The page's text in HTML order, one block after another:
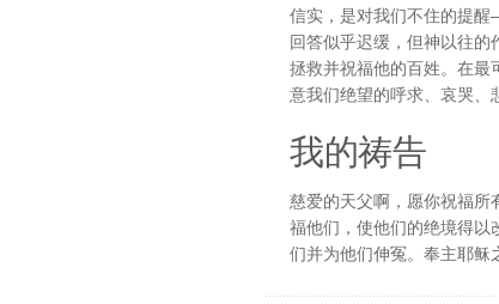
信实，是对我们不住的提
回答似乎迟缓，但神以往
拯救并祝福他的百姓。在最
意我们绝望的呼求、哀哭、
我的祷告
慈爱的天父啊，愿你祝福所
福他们，使他们的绝境得以
们并为他们伸冤。奉主耶稣